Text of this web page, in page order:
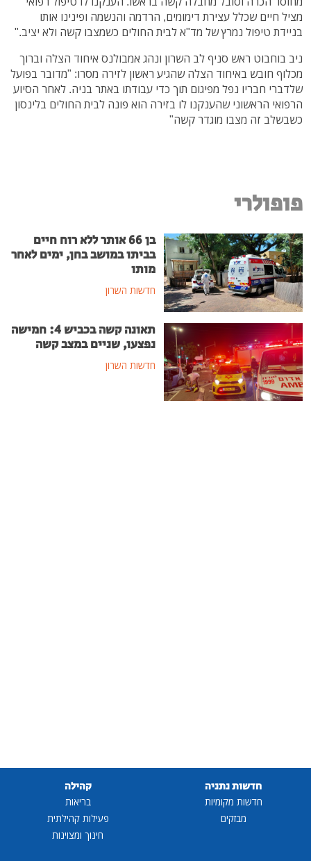
מציל חיים שכלל עצירת דימומים, הרדמה והנשמה ופינינו אותו
בניידת טיפול נמרץ של מד"א לבית החולים כשמצבו קשה ולא יציב."
ניב בוחבוט ראש סניף לב השרון ונהג אמבולנס איחוד הצלה וברוך
מכלוף חובש באיחוד הצלה שהגיע ראשון לזירה מסרו: "מדובר בפועל
שלדברי חבריו נפל מפיגום תוך כדי עבודתו באתר בניה. לאחר הסיוע
הרפואי הראשוני שהענקנו לו בזירה הוא פונה לבית החולים בלינסון
כשבשלב זה מצבו מוגדר קשה"
פופולרי
בן 66 אותר ללא רוח חיים
בביתו במושב בחן, ימים לאחר
מותו
חדשות השרון
תאונה קשה בכביש 4: חמישה
נפצעו, שניים במצב קשה
חדשות השרון
חדשות נתניה
חדשות מקומיות
מבזקים
קהילה
בריאות
פעילות קהילתית
חינוך ומצוינות